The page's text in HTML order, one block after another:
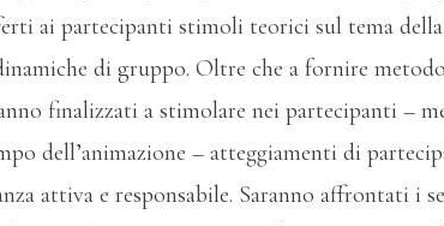
ai partecipanti stimoli teorici sul tema della
di gruppo. Oltre che a fornire
finalizzati a stimolare nei partecipanti –
dell’animazione – atteggiamenti di
attiva e responsabile. Saranno affrontati i